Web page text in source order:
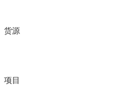
货源
项目